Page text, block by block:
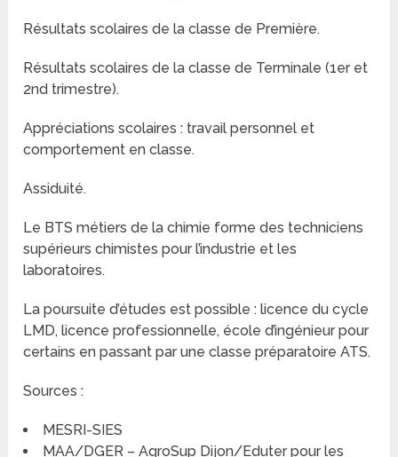
Résultats scolaires de la classe de Première.
Résultats scolaires de la classe de Terminale (1er et
2nd trimestre).
Appréciations scolaires : travail personnel et
comportement en classe.
Assiduité.
Le BTS métiers de la chimie forme des techniciens
supérieurs chimistes pour l’industrie et les
laboratoires.
La poursuite d’études est possible : licence du cycle
LMD, licence professionnelle, école d’ingénieur pour
certains en passant par une classe préparatoire ATS.
Sources :
MESRI-SIES
MAA/DGER – AgroSup Dijon/Eduter pour les